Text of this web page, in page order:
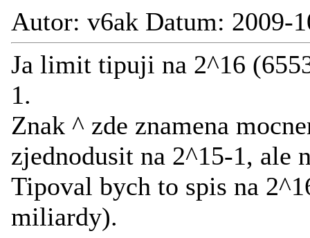
Autor: v6ak Datum: 2009-
Ja limit tipuji na 2^16
1.
Znak ^ zde znamena
zjednodusit na 2^15-1, ale
Tipoval bych to spis na
miliardy).